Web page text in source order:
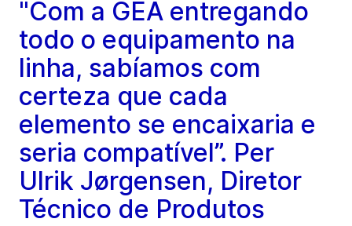
"Com a GEA entregando
todo o equipamento na
linha, sabíamos com
certeza que cada
elemento se encaixaria e
seria compatível”. Per
Ulrik Jørgensen, Diretor
Técnico de Produtos